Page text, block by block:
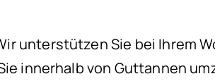
unterstützen Sie bei Ihrem
innerhalb von Guttannen